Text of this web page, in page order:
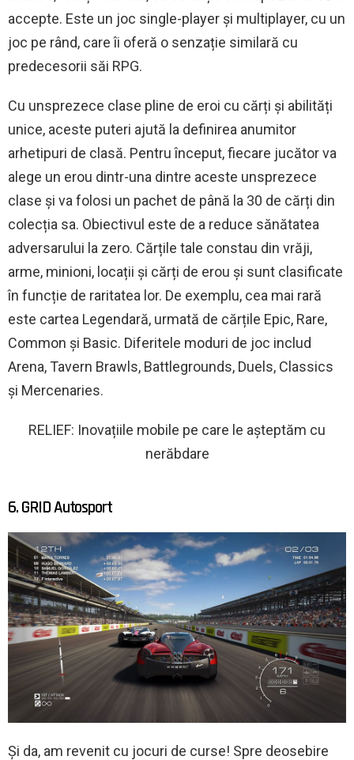
accepte. Este un joc single-player și multiplayer, cu un
joc pe rând, care îi oferă o senzație similară cu
predecesorii săi RPG.
Cu unsprezece clase pline de eroi cu cărți și abilități
unice, aceste puteri ajută la definirea anumitor
arhetipuri de clasă. Pentru început, fiecare jucător va
alege un erou dintr-una dintre aceste unsprezece
clase și va folosi un pachet de până la 30 de cărți din
colecția sa. Obiectivul este de a reduce sănătatea
adversarului la zero. Cărțile tale constau din vrăji,
arme, minioni, locații și cărți de erou și sunt clasificate
în funcție de raritatea lor. De exemplu, cea mai rară
este cartea Legendară, urmată de cărțile Epic, Rare,
Common și Basic. Diferitele moduri de joc includ
Arena, Tavern Brawls, Battlegrounds, Duels, Classics
și Mercenaries.
RELIEF: Inovațiile mobile pe care le așteptăm cu
nerăbdare
6. GRID Autosport
Și da, am revenit cu jocuri de curse! Spre deosebire